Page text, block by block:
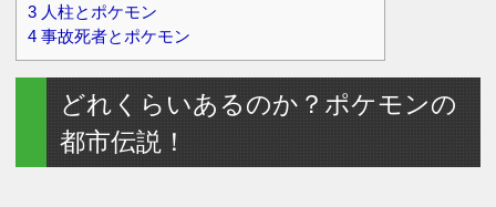
3 人柱とポケモン
4 事故死者とポケモン
どれくらいあるのか？ポケモンの
都市伝説！